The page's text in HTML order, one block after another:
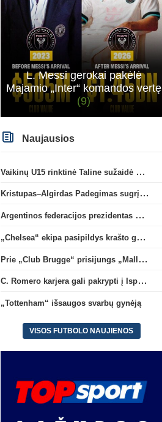
L. Messi gerokai pakėlė
Majamio „Inter“ komandos vertę
(9)
Naujausios
Vaikinų U15 rinktinė Taline sužaidė pirmąsias kontrolines rungtynes
Kristupas–Algirdas Padegimas sugrįžta į FC „Hegelmann” B sudėtį
Argentinos federacijos prezidentas C. Tapia negailėjo pagyrų G. Infantino
„Chelsea“ ekipa pasipildys krašto gynėju P. Chavarria
Prie „Club Brugge“ prisijungs „Mallorca“ klube atsiskleidęs J. Virgili
C. Romero karjera gali pakrypti į Ispaniją
„Tottenham“ išsaugos svarbų gynėją
VISOS FUTBOLO NAUJIENOS